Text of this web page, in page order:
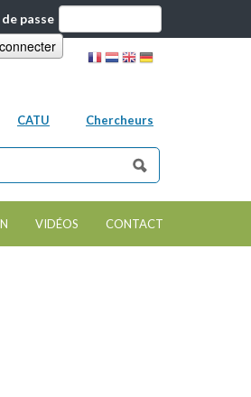
passe
CATU Chercheurs
VIDÉOS CONTACT